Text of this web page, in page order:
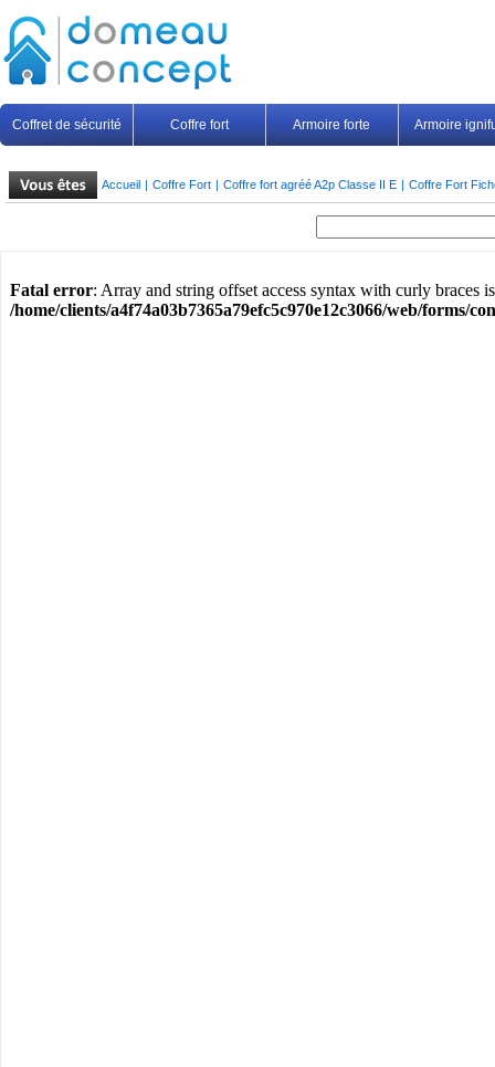
Coffret de sécurité Coffre fort Armoire forte Armoire
Accueil | Coffre Fort | Coffre fort agréé A2p Classe II E | Coffre Fort